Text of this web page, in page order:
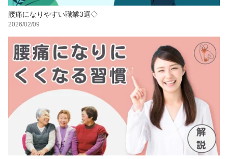
腰痛になりやすい職業3選◇
2026/02/09